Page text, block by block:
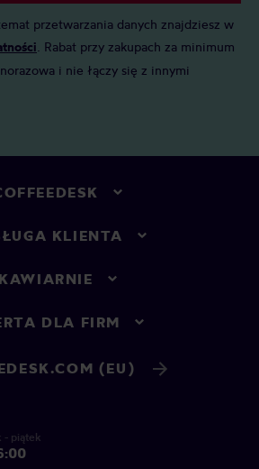
przetwarzania danych znajdziesz w
. Rabat przy zakupach za minimum
i nie łączy się z innymi
KLIENTA
KAWIARNIE
DLA FIRM
(EU)
- piątek